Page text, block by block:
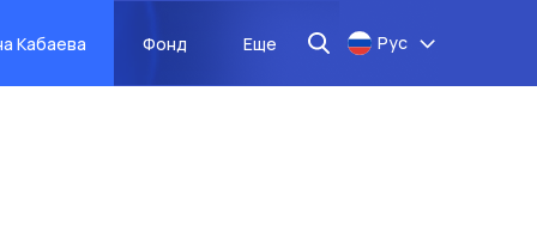
Кабаева Фонд Еще Рус